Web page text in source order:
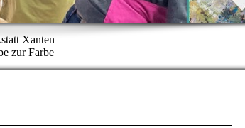
Xanten
zur Farbe